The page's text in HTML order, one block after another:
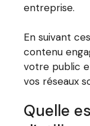
entreprise.
En suivant
contenu
votre public
vos réseaux
Quelle